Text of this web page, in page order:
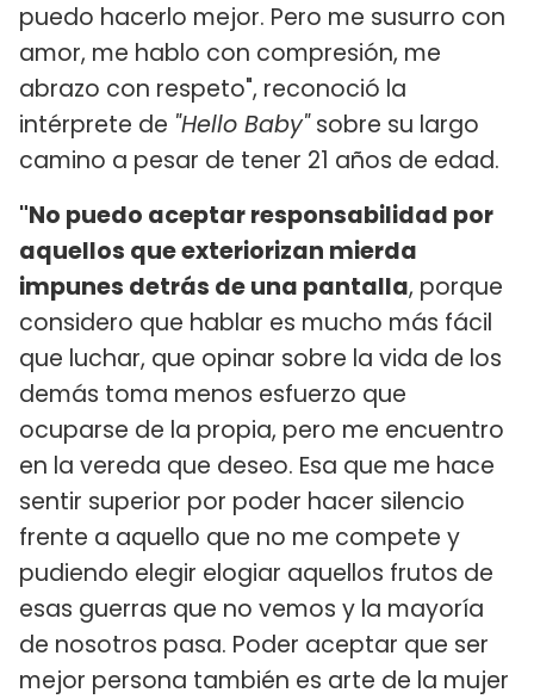
puedo hacerlo mejor. Pero me susurro con
amor, me hablo con compresión, me
abrazo con respeto", reconoció la
intérprete de "Hello Baby"sobre su largo
camino a pesar de tener 21 años de edad.
"No puedo aceptar responsabilidad por
aquellos que exteriorizan mierda
impunes detrás de una pantalla, porque
considero que hablar es mucho más fácil
que luchar, que opinar sobre la vida de los
demás toma menos esfuerzo que
ocuparse de la propia, pero me encuentro
en la vereda que deseo. Esa que me hace
sentir superior por poder hacer silencio
frente a aquello que no me compete y
pudiendo elegir elogiar aquellos frutos de
esas guerras que no vemos y la mayoría
de nosotros pasa. Poder aceptar que ser
mejor persona también es arte de la mujer